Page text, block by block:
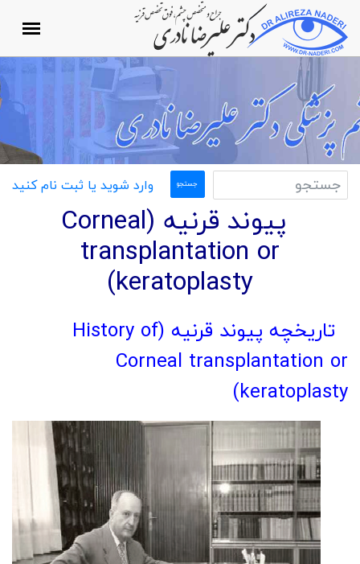
وارد شوید یا ثبت نام کنید
پیوند قرنیه (Corneal
transplantation or
keratoplasty)
تاریخچه پیوند قرنیه (History of
Corneal transplantation or
keratoplasty)